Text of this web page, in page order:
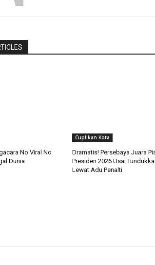
No Viral No
Dunia
Cuplikan Kota
Dramatis! Persebaya Juara
Presiden 2026 Usai
Lewat Adu Penalti